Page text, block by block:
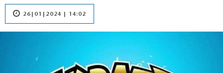
26|01|2024 | 14:02